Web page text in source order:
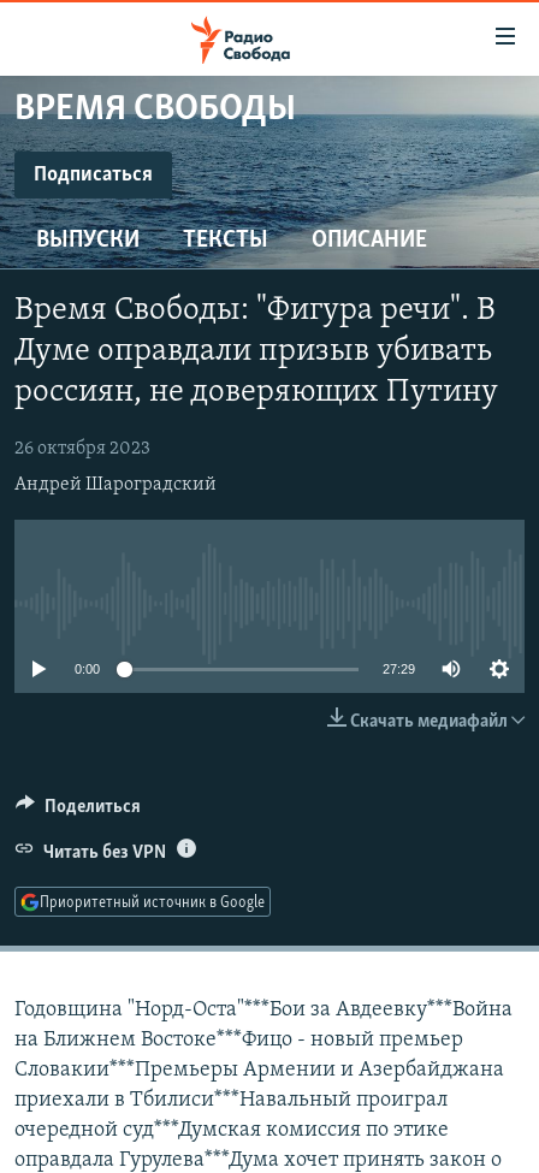
упрощенного
доступа
Вернуться
к
основному
содержанию
Вернутся
главной
навигации
поиску
ПРОГРАММЫ
ПОДКАСТЫ
АВТОРСКИЕ ПРОЕКТЫ
ЦИТАТЫ СВОБОДЫ
МНЕНИЯ
КУЛЬТУРА
IDEL.РЕАЛИИ
СЕВЕР.РЕАЛИИ
СИБИРЬ.РЕАЛИИ
СОЦИАЛЬНЫЕ СЕТИ
ВРЕМЯ СВОБОДЫ
Подписаться
ПОДПИСАТЬСЯ
SoundCloud
CastBox
ВЫПУСКИ ТЕКСТЫ ОПИСАНИЕ
Время Свободы: "Фигура речи". В
Думе оправдали призыв убивать
россиян, не доверяющих Путину
26 октября 2023
Андрей Шароградский
0:00 27:29
Скачать медиафайл
Поделиться
Читать без VPN
Приоритетный источник в Google
Годовщина "Норд-Оста"***Бои за Авдеевку***Война
на Ближнем Востоке***Фицо - новый премьер
Словакии***Премьеры Армении и Азербайджана
приехали в Тбилиси***Навальный проиграл
очередной суд***Думская комиссия по этике
оправдала Гурулева***Дума хочет принять закон о